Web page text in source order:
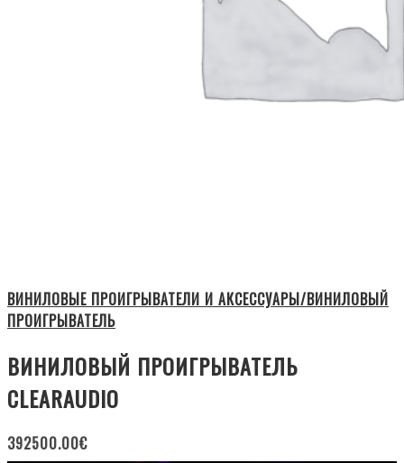
ВИНИЛОВЫЕ ПРОИГРЫВАТЕЛИ И АКСЕССУАРЫ/ВИНИЛОВЫЙ
ПРОИГРЫВАТЕЛЬ
ВИНИЛОВЫЙ ПРОИГРЫВАТЕЛЬ
CLEARAUDIO
392500.00€